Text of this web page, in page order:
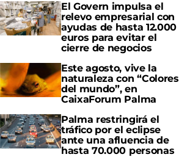
El Govern impulsa el
relevo empresarial con
ayudas de hasta 12.000
euros para evitar el
cierre de negocios
Este agosto, vive la
naturaleza con “Colores
del mundo”, en
CaixaForum Palma
Palma restringirá el
tráfico por el eclipse
ante una afluencia de
hasta 70.000 personas